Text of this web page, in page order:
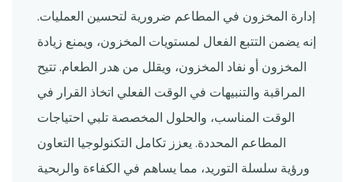
إدارة المخزون في المطاعم ضرورية لتحسين العمليات.
إنه يضمن التتبع الفعال لمستويات المخزون، ويمنع زيادة
المخزون أو نفاد المخزون، ويقلل من هدر الطعام. تتيح
المراقبة والتنبيهات في الوقت الفعلي اتخاذ القرار في
الوقت المناسب، والحلول المخصصة تلبي احتياجات
المطاعم المحددة. يعزز تكامل التكنولوجيا التعاون
ورؤية سلسلة التوريد، مما يساهم في الكفاءة والربحية